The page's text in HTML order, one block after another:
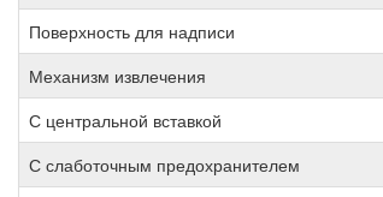
Поверхность для надписи
Механизм извлечения
С центральной вставкой
С слаботочным предохранителем